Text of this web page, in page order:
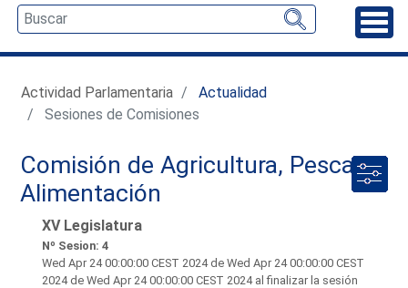
Actividad Parlamentaria
Actualidad
Sesiones de Comisiones
Comisión de Agricultura, Pesca y
Alimentación
XV Legislatura
Nº Sesion: 4
Wed Apr 24 00:00:00 CEST 2024de Wed Apr 24 00:00:00 CEST
2024 de Wed Apr 24 00:00:00 CEST 2024 al finalizar la sesión